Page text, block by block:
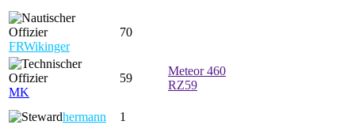
FRWikinger
70
MK
59
Meteor 460
RZ59
hermann 1